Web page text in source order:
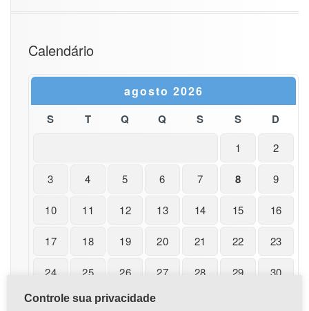
a
Calendário
agosto 2026
S T Q Q S S D
1 2
3 4 5 6 7 8 9
10 11 12 13 14 15 16
17 18 19 20 21 22 23
24 25 26 27 28 29 30
31
Controle sua privacidade